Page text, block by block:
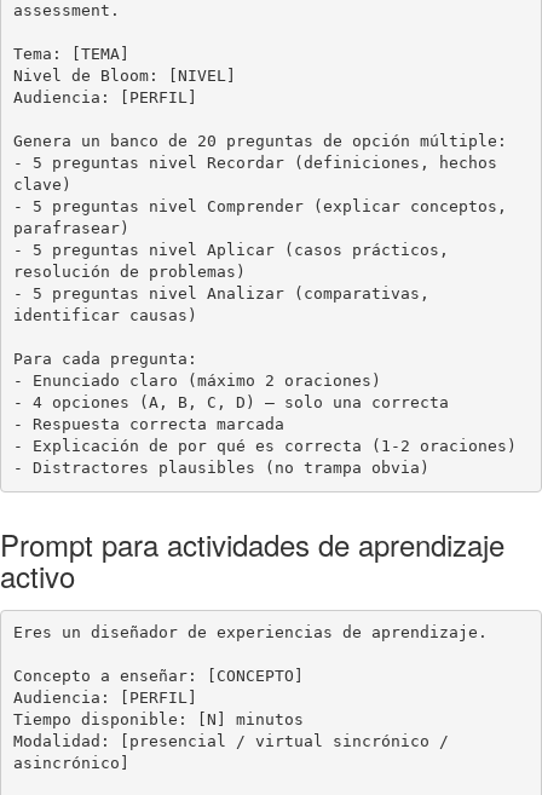
assessment.
Tema: [TEMA]
Nivel de Bloom: [NIVEL]
Audiencia: [PERFIL]
Genera un banco de 20 preguntas de opción múltiple:
- 5 preguntas nivel Recordar (definiciones, hechos
clave)
- 5 preguntas nivel Comprender (explicar conceptos,
parafrasear)
- 5 preguntas nivel Aplicar (casos prácticos,
resolución de problemas)
- 5 preguntas nivel Analizar (comparativas,
identificar causas)
Para cada pregunta:
- Enunciado claro (máximo 2 oraciones)
- 4 opciones (A, B, C, D) — solo una correcta
- Respuesta correcta marcada
- Explicación de por qué es correcta (1-2 oraciones)
- Distractores plausibles (no trampa obvia)
Prompt para actividades de aprendizaje
activo
Eres un diseñador de experiencias de aprendizaje.
Concepto a enseñar: [CONCEPTO]
Audiencia: [PERFIL]
Tiempo disponible: [N] minutos
Modalidad: [presencial / virtual sincrónico /
asincrónico]